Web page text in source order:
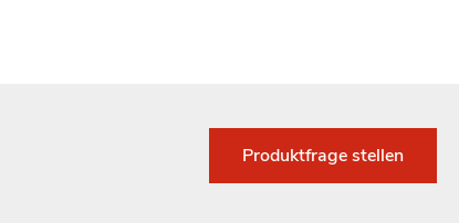
Produktfrage stellen